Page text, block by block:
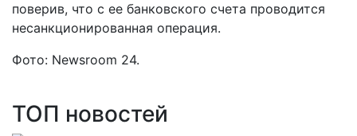
поверив, что с ее банковского счета проводится
несанкционированная операция.
Фото: Newsroom 24.
ТОП новостей